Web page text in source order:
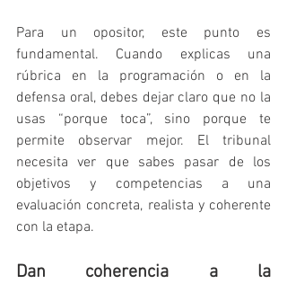
Para un opositor, este punto es
fundamental. Cuando explicas una
rúbrica en la programación o en la
defensa oral, debes dejar claro que no la
usas “porque toca”, sino porque te
permite observar mejor. El tribunal
necesita ver que sabes pasar de los
objetivos y competencias a una
evaluación concreta, realista y coherente
con la etapa.
Dan coherencia a la